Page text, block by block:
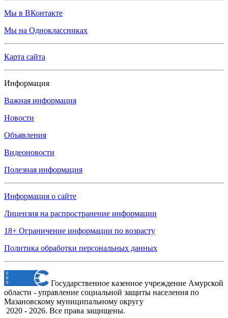
Мы в ВКонтакте
Мы на Одноклассниках
Карта сайта
Информация
Важная информация
Новости
Объявления
Видеоновости
Полезная информация
Информация о сайте
Лицензия на распространение информации
18+ Ограничение информации по возрасту
Политика обработки персональных данных
Государственное казенное учреждение Амурской
области - управление социальной защиты населения по
Мазановскому муниципальному округу
2020 - 2026. Все права защищены.